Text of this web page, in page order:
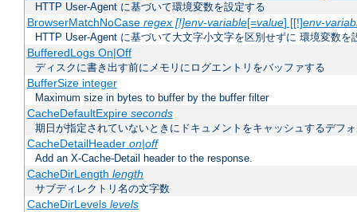
HTTP User-Agent に基づいて環境変数を設定する
BrowserMatchNoCase regex [!]env-variable[=value] [[!]env-
HTTP User-Agent に基づいて大文字小文字を区別せずに 環境変数を
BufferedLogs On|Off
ディスクに書き出す前にメモリにログエントリをバッファする
BufferSize integer
Maximum size in bytes to buffer by the buffer filter
CacheDefaultExpire seconds
期日が指定されていないときにドキュメントをキャッシュするデフ
CacheDetailHeader on|off
Add an X-Cache-Detail header to the response.
CacheDirLength length
サブディレクトリ名の文字数
CacheDirLevels levels